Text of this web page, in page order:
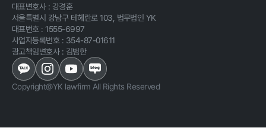
대표변호사 : 강경훈
서울특별시 강남구 테헤란로 103, 법무법인 YK
대표번호 :1555-6997
사업자등록번호 : 354-87-01611
광고책임변호사 : 김범한
Copyright@YK lawfirm All Rights Reserved